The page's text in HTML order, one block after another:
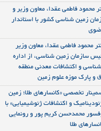
محمود فاطمی عقدا، معاون وزیر و
زمین شناسی کشور با استاندار
محمود فاطمی عقدا، معاون وزیر
سازمان زمین شناسی، از اداره
و اکتشافات معدنی منطقه
پارک موزه علوم زمین
تخصصی «کانسارهای طلا؛ زمین
و اکتشافات ژئوشیمیایی» با
محمدحسن کریم پور و رونمایی
طلا